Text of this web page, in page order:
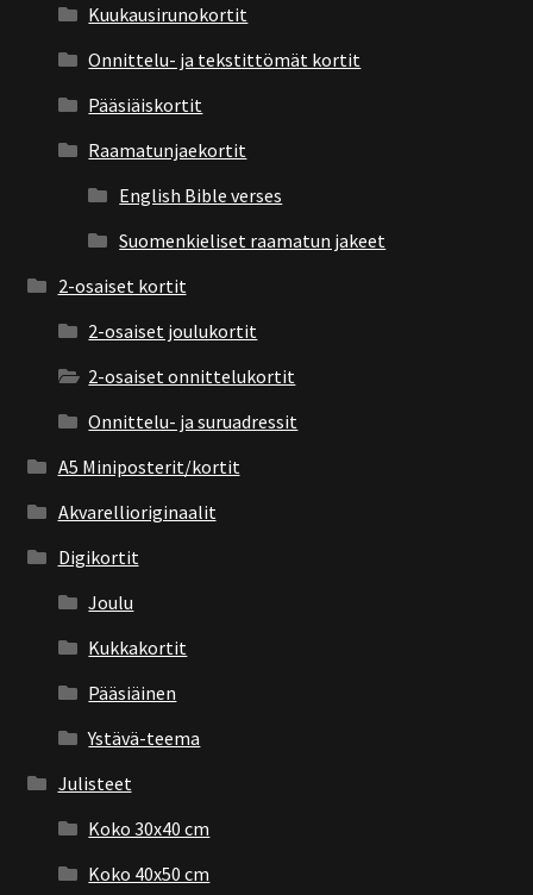
Kuukausirunokortit
Onnittelu- ja tekstittömät kortit
Pääsiäiskortit
Raamatunjaekortit
English Bible verses
Suomenkieliset raamatun jakeet
2-osaiset kortit
2-osaiset joulukortit
2-osaiset onnittelukortit
Onnittelu- ja suruadressit
A5 Miniposterit/kortit
Akvarellioriginaalit
Digikortit
Joulu
Kukkakortit
Pääsiäinen
Ystävä-teema
Julisteet
Koko 30x40 cm
Koko 40x50 cm